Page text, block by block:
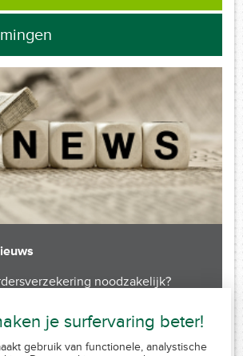
noodzakelijk?
FSMA 109320 A-cB
je surfervaring beter!
gebruik van functionele, analystische